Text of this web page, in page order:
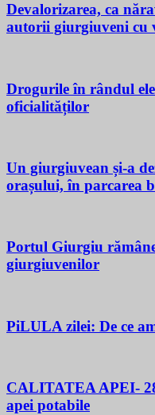
Devalorizarea, ca
autorii giurgiuveni cu
Drogurile în rândul
oficialităților
Un giurgiuvean și-a
orașului, în parcarea
Portul Giurgiu
giurgiuvenilor
PiLULA zilei: De ce
CALITATEA APEI-
apei potabile